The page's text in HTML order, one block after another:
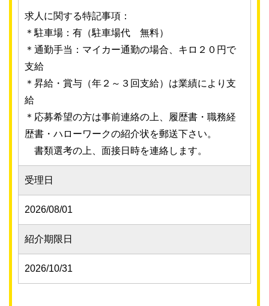
求人に関する特記事項：
＊駐車場：有（駐車場代 無料）
＊通勤手当：マイカー通勤の場合、キロ２０円で
支給
＊昇給・賞与（年２～３回支給）は業績により支
給
＊応募希望の方は事前連絡の上、履歴書・職務経
歴書・ハローワークの紹介状を郵送下さい。
書類選考の上、面接日時を連絡します。
受理日
2026/08/01
紹介期限日
2026/10/31